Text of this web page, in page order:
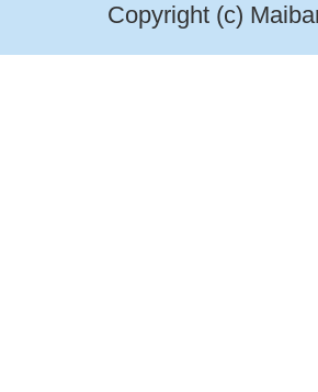
Copyright (c)